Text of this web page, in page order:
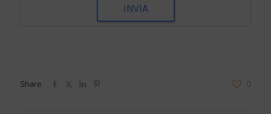
INVIA
Share 0